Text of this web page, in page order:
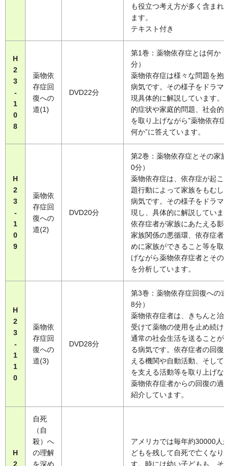
も役立つ考え方が多く含まれ
ます。
テキスト付き
H
2
3
-
1
0
8
薬物依
存症回
復への
道(1)
DVD22分
第1巻：薬物依存症とは何か
分）
薬物依存症は様々な問題を抱
病気です。その様子をドラマ
現具体的に解説しています。
的症状や家庭的問題、社会的
を取り上げながら”薬物依存症
何か”に答えています。
H
2
3
-
1
0
9
薬物依
存症回
復への
道(2)
DVD20分
第2巻：薬物依存症とその家
0分）
薬物依存症は、依存症が起こ
題行動によって家族をもむし
病気です。その様子をドラマ
現し、具体的に解説していま
依存症者が家族にあたえる影
家族関係の悪循環、依存症者
めに家族ができること等を取
げながら薬物依存症者とその
を分析しています。
H
2
3
-
1
1
0
薬物依
存症回
復への
道(3)
DVD28分
第3巻：薬物依存症回復への
8分）
薬物依存症者は、きちんと治
受けて薬物の使用を止め続け
通常の社会生活を送ることが
る病気です。依存症者の回復
える機関や自動活動、そして
を支える活動等を取り上げな
薬物依存症者からの回復の過
紹介しています。
H
2
自死
（自
殺）へ
の理解
を深め
アメリカでは毎年約30000人
どもを残して自死で亡くなり
す。時には幼い子どもも、そ